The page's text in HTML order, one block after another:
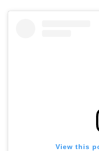
View this